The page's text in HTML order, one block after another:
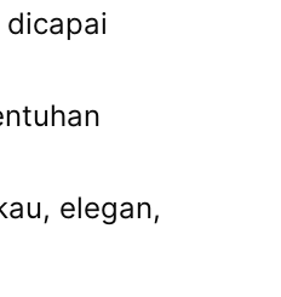
elegan,